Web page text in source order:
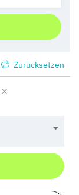
Zurücksetzen